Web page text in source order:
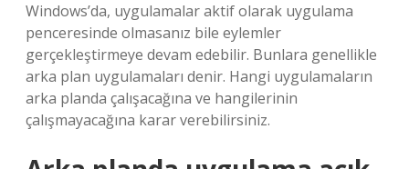
Windows’da, uygulamalar aktif olarak uygulama
penceresinde olmasanız bile eylemler
gerçekleştirmeye devam edebilir. Bunlara genellikle
arka plan uygulamaları denir. Hangi uygulamaların
arka planda çalışacağına ve hangilerinin
çalışmayacağına karar verebilirsiniz.